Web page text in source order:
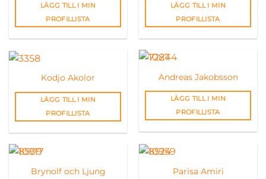
LÄGG TILL I MIN
PROFILLISTA
LÄGG TILL I MIN
PROFILLISTA
Kodjo Akolor
LÄGG TILL I MIN
PROFILLISTA
Andreas Jakobsson
LÄGG TILL I MIN
PROFILLISTA
Brynolf och Ljung Parisa Amiri